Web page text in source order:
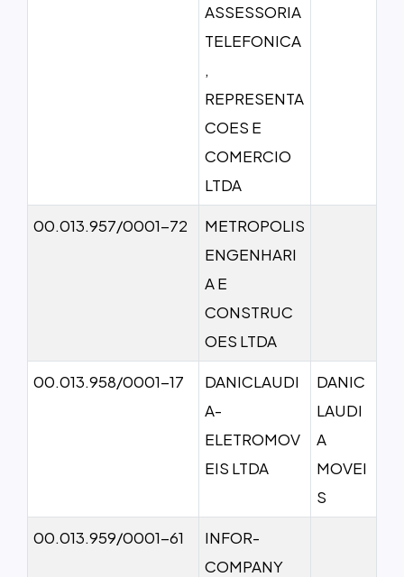
ASSESSORIA
TELEFONICA
,
REPRESENTA
COES E
COMERCIO
LTDA
00.013.957/0001-72
METROPOLIS
ENGENHARI
A E
CONSTRUC
OES LTDA
00.013.958/0001-17
DANICLAUDI
A-
ELETROMOV
EIS LTDA
DANIC
LAUDI
A
MOVEI
S
00.013.959/0001-61
INFOR-
COMPANY